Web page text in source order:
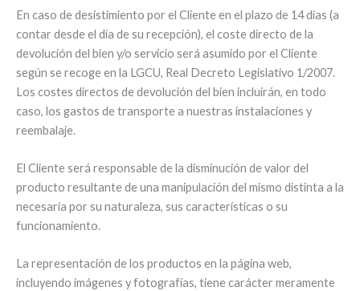
En caso de desistimiento por el Cliente en el plazo de 14 días (a
contar desde el día de su recepción), el coste directo de la
devolución del bien y/o servicio será asumido por el Cliente
según se recoge en la LGCU, Real Decreto Legislativo 1/2007.
Los costes directos de devolución del bien incluirán, en todo
caso, los gastos de transporte a nuestras instalaciones y
reembalaje.
El Cliente será responsable de la disminución de valor del
producto resultante de una manipulación del mismo distinta a la
necesaria por su naturaleza, sus características o su
funcionamiento.
La representación de los productos en la página web,
incluyendo imágenes y fotografías, tiene carácter meramente